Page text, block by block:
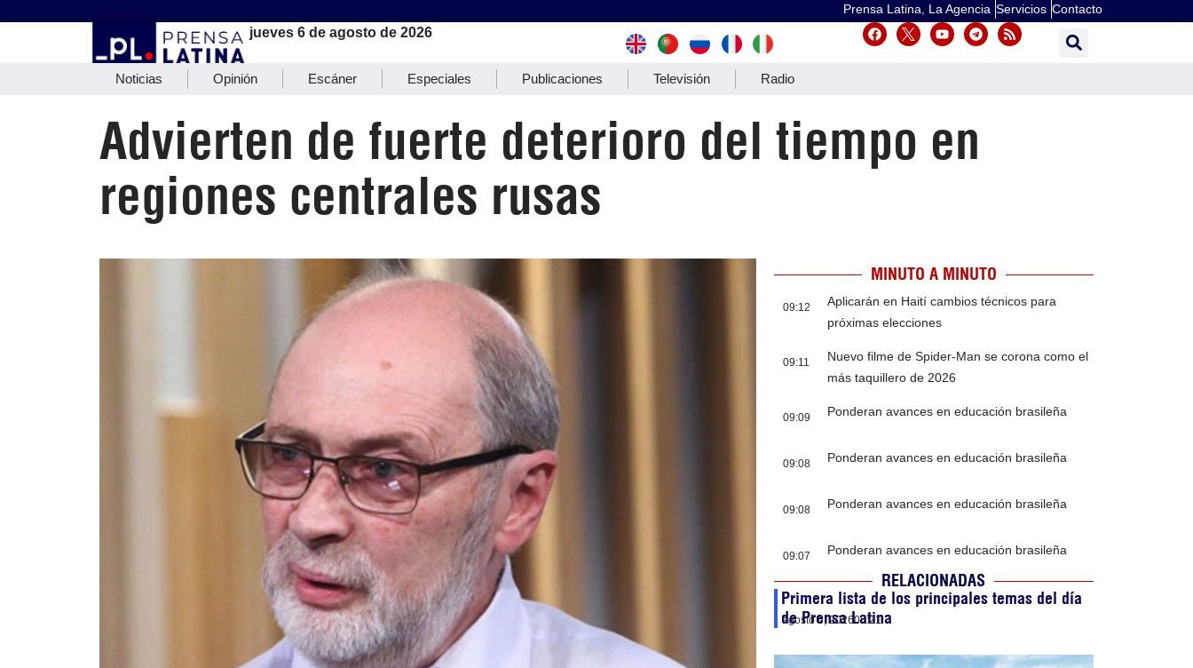
Prensa Latina, La Agencia Servicios Contacto
jueves 6 de agosto de 2026
Noticias Opinión Escáner Especiales Publicaciones Televisión Radio
Advierten de fuerte deterioro del tiempo en
regiones centrales rusas
MINUTO A MINUTO
09:12
Aplicarán en Haití cambios técnicos para
próximas elecciones
09:11
Nuevo filme de Spider-Man se corona como el
más taquillero de 2026
09:09 Ponderan avances en educación brasileña
09:08 Ponderan avances en educación brasileña
09:08 Ponderan avances en educación brasileña
09:07 Ponderan avances en educación brasileña
RELACIONADAS
Primera lista de los principales temas del día
de Prensa Latina
agosto 6, 202605:21